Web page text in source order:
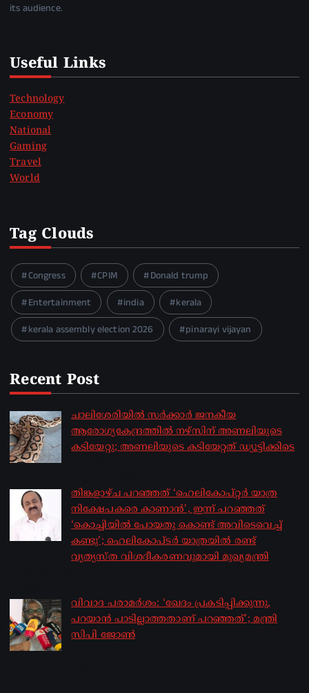
its audience.
Useful Links
Technology
Economy
National
Gaming
Travel
World
Tag Clouds
Congress CPIM
Donald trump
Entertainment
india
kerala
kerala assembly election 2026
pinarayi vijayan
Recent Post
ചാലിശേരിയില്‍ സര്‍ക്കാര്‍ ജനകീയ
ആരോഗ്യകേന്ദ്രത്തില്‍ നഴ്സിന് അണലിയുടെ
കടിയേറ്റു; അണലിയുടെ കടിയേറ്റത് ഡ്യൂട്ടിക്കിടെ
തിങ്കളാഴ്ച പറഞ്ഞത് ‘ഹെലികോപ്റ്റർ യാത്ര
നിക്ഷേപകരെ കാണാൻ’, ഇന്ന് പറഞ്ഞത്
‘കൊച്ചിയിൽ പോയതു കൊണ്ട് അവിടെവെച്ച്
കണ്ടു’; ഹെലികോപ്ടർ യാത്രയിൽ രണ്ട്
വ്യത്യസ്ത വിശദീകരണവുമായി മുഖ്യമന്ത്രി
വിവാദ പരാമർശം: ‘ഖേദം പ്രകടിപ്പിക്കുന്നു,
പറയാൻ പാടില്ലാത്തതാണ് പറഞ്ഞത്’; മന്ത്രി
സിപി ജോൺ